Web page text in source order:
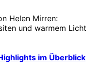
im Überblick